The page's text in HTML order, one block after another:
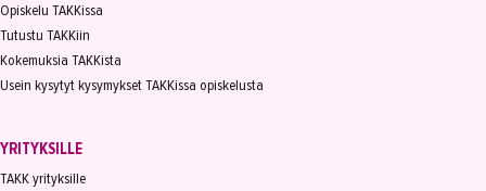
YRITYKSILLE
TAKK
Opiskelu TAKKissa
Tutustu TAKKiin
Kokemuksia TAKKista
Usein kysytyt kysymykset TAKKissa opiskelusta
YRITYKSILLE
TAKK yrityksille